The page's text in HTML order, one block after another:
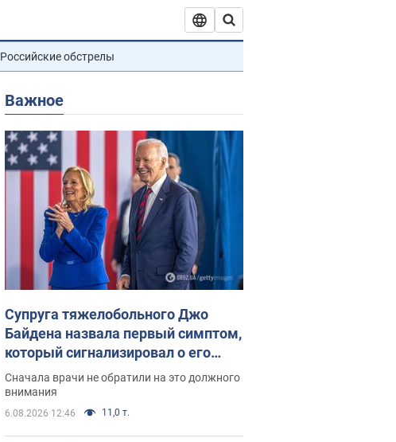
Российские обстрелы
Важное
Супруга тяжелобольного Джо
Байдена назвала первый симптом,
который сигнализировал о его
"агрессивном" раке
Сначала врачи не обратили на это должного
внимания
6.08.2026 12:46 11,0 т.